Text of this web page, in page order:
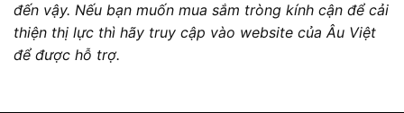
đến vậy. Nếu bạn muốn mua sắm tròng kính cận để cải
thiện thị lực thì hãy truy cập vào website của Âu Việt
để được hỗ trợ.